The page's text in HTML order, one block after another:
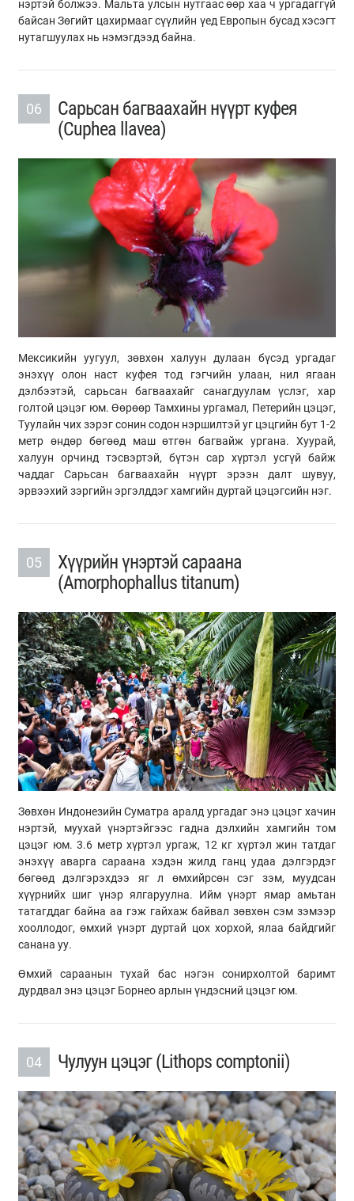
нэртэй болжээ. Мальта улсын нутгаас өөр хаа ч ургадаггүй
байсан Зөгийт цахирмааг сүүлийн үед Европын бусад хэсэгт
нутагшуулах нь нэмэгдээд байна.
06
Сарьсан багваахайн нүүрт куфея
(Cuphea llavea)
Мексикийн уугуул, зөвхөн халуун дулаан бүсэд ургадаг
энэхүү олон наст куфея тод гэгчийн улаан, нил ягаан
дэлбээтэй, сарьсан багваахайг санагдуулам үслэг, хар
голтой цэцэг юм. Өөрөөр Тамхины ургамал, Петерийн цэцэг,
Туулайн чих зэрэг сонин содон нэршилтэй уг цэцгийн бут 1-2
метр өндөр бөгөөд маш өтгөн багвайж ургана. Хуурай,
халуун орчинд тэсвэртэй, бүтэн сар хүртэл усгүй байж
чаддаг Сарьсан багваахайн нүүрт эрээн далт шувуу,
эрвээхий зэргийн эргэлддэг хамгийн дуртай цэцэгсийн нэг.
05
Хүүрийн үнэртэй сараана
(Amorphophallus titanum)
Зөвхөн Индонезийн Суматра аралд ургадаг энэ цэцэг хачин
нэртэй, муухай үнэртэйгээс гадна дэлхийн хамгийн том
цэцэг юм. 3.6 метр хүртэл ургаж, 12 кг хүртэл жин татдаг
энэхүү аварга сараана хэдэн жилд ганц удаа дэлгэрдэг
бөгөөд дэлгэрэхдээ яг л өмхийрсөн сэг зэм, муудсан
хүүрнийх шиг үнэр ялгаруулна. Ийм үнэрт ямар амьтан
татагддаг байна аа гэж гайхаж байвал зөвхөн сэм зэмээр
хооллодог, өмхий үнэрт дуртай цох хорхой, ялаа байдгийг
санана уу.
Өмхий сараанын тухай бас нэгэн сонирхолтой баримт
дурдвал энэ цэцэг Борнео арлын үндэсний цэцэг юм.
04 Чулуун цэцэг (Lithops comptonii)